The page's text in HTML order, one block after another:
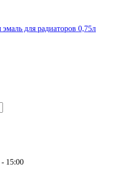
для радиаторов 0,75л
15:00